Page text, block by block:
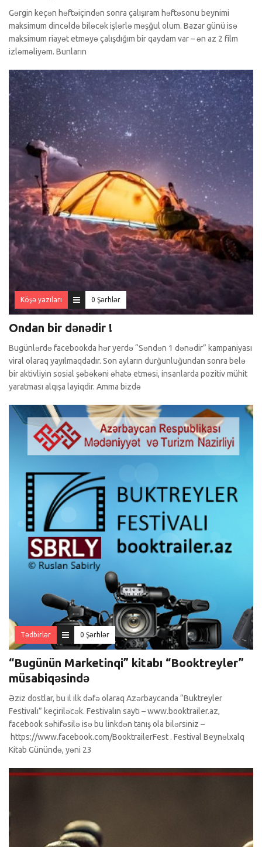
Gərgin keçən həftəiçindən sonra çalışıram həftəsonu beynimi
maksimum dincəldə biləcək işlərlə məşğul olum. Bazar günü isə
maksimum riayət etməyə çalışdığım bir qaydam var – ən az 2 film
izləməliyəm. Bunların
Köşə yazıları 0 Şərhlər
Ondan bir dənədir !
Bugünlərdə facebookda hər yerdə “Səndən 1 dənədir” kampaniyası
viral olaraq yayılmaqdadır. Son ayların durğunluğundan sonra belə
bir aktivliyin sosial şəbəkəni əhatə etməsi, insanlarda pozitiv mühit
yaratması alqışa layiqdir. Amma bizdə
Tədbirlər 0 Şərhlər
“Bugünün Marketinqi” kitabı “Booktreyler”
müsabiqəsində
Əziz dostlar, bu il ilk dəfə olaraq Azərbaycanda “Buktreyler
Festivalı” keçiriləcək. Festivalın saytı – www.booktrailer.az,
facebook səhifəsilə isə bu linkdən tanış ola bilərsiniz –
https://www.facebook.com/BooktrailerFest . Festival Beynəlxalq
Kitab Günündə, yəni 23